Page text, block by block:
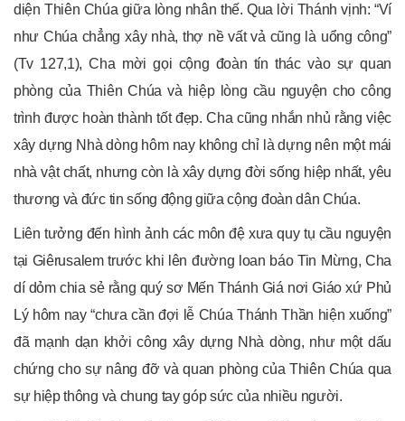
diện Thiên Chúa giữa lòng nhân thế. Qua lời Thánh vịnh: “Ví
như Chúa chẳng xây nhà, thợ nề vất vả cũng là uổng công”
(Tv 127,1), Cha mời gọi cộng đoàn tín thác vào sự quan
phòng của Thiên Chúa và hiệp lòng cầu nguyện cho công
trình được hoàn thành tốt đẹp. Cha cũng nhắn nhủ rằng việc
xây dựng Nhà dòng hôm nay không chỉ là dựng nên một mái
nhà vật chất, nhưng còn là xây dựng đời sống hiệp nhất, yêu
thương và đức tin sống động giữa cộng đoàn dân Chúa.
Liên tưởng đến hình ảnh các môn đệ xưa quy tụ cầu nguyện
tại Giêrusalem trước khi lên đường loan báo Tin Mừng, Cha
dí dỏm chia sẻ rằng quý sơ Mến Thánh Giá nơi Giáo xứ Phủ
Lý hôm nay “chưa cần đợi lễ Chúa Thánh Thần hiện xuống”
đã mạnh dạn khởi công xây dựng Nhà dòng, như một dấu
chứng cho sự nâng đỡ và quan phòng của Thiên Chúa qua
sự hiệp thông và chung tay góp sức của nhiều người.